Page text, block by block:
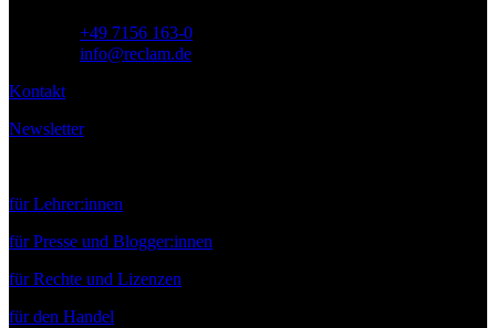
+49 7156 163-0
info@reclam.de
Kontakt
Newsletter
für Lehrer:innen
für Presse und Blogger:innen
für Rechte und Lizenzen
für den Handel